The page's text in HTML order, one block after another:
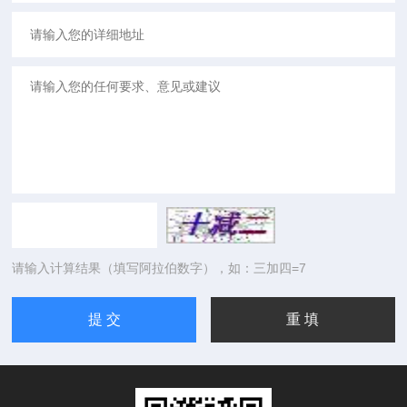
请输入计算结果（填写阿拉伯数字），如：三加四=7